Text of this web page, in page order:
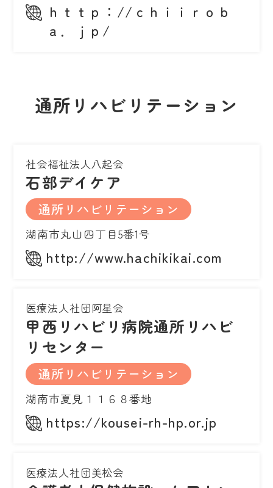
ｈｔｔｐ：//ｃｈｉｉｒｏｂ
ａ．ｊｐ/
通所リハビリテーション
社会福祉法人八起会
石部デイケア
通所リハビリテーション
湖南市丸山四丁目5番1号
http://www.hachikikai.com
医療法人社団阿星会
甲西リハビリ病院通所リハビ
リセンター
通所リハビリテーション
湖南市夏見１１６８番地
https://kousei-rh-hp.or.jp
医療法人社団美松会